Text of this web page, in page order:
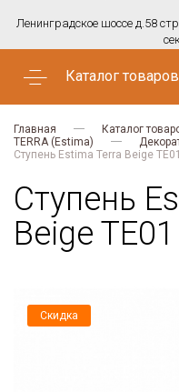
Ленинградское шоссе д.58
Каталог товаров
Главная Каталог
TERRA (Estima)
Ступень Estima Terra Beige
Ступень
Beige
Скидка